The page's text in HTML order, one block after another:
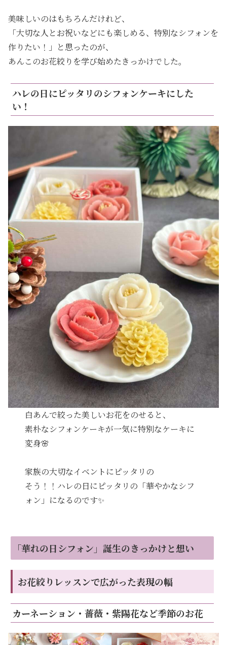
美味しいのはもちろんだけれど、
「大切な人とお祝いなどにも楽しめる、特別なシフォンを
作りたい！」と思ったのが、
あんこのお花絞りを学び始めたきっかけでした。
ハレの日にピッタリのシフォンケーキにした
い！
白あんで絞った美しいお花をのせると、
素朴なシフォンケーキが一気に特別なケーキに
変身🌸
家族の大切なイベントにピッタリの
そう！！ハレの日にピッタリの「華やかなシフ
ォン」になるのです✨
「華れの日シフォン」誕生のきっかけと想い
お花絞りレッスンで広がった表現の幅
カーネーション・薔薇・紫陽花など季節のお花